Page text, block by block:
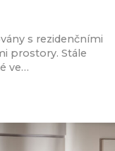
s rezidenčními
prostory. Stále
ve…